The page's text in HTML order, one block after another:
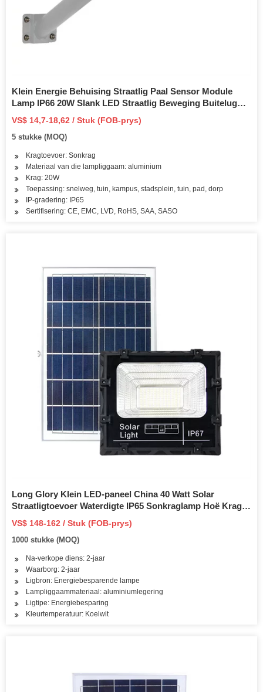
Klein Energie Behuising Straatlig Paal Sensor Module
Lamp IP66 20W Slank LED Straatlig Beweging Buitelug
met Sonpaneel
VS$ 14,7-18,62 / Stuk (FOB-prys)
5 stukke (MOQ)
Kragtoevoer: Sonkrag
Materiaal van die lampliggaam: aluminium
Krag: 20W
Toepassing: snelweg, tuin, kampus, stadsplein, tuin, pad, dorp
IP-gradering: IP65
Sertifisering: CE, EMC, LVD, RoHS, SAA, SASO
Long Glory Klein LED-paneel China 40 Watt Solar
Straatligtoevoer Waterdigte IP65 Sonkraglamp Hoë Krag
150W 200W 250W Buite sonkragligte LED Straatlig
VS$ 148-162 / Stuk (FOB-prys)
1000 stukke (MOQ)
Na-verkope diens: 2-jaar
Waarborg: 2-jaar
Ligbron: Energiebesparende lampe
Lampliggaammateriaal: aluminiumlegering
Ligtipe: Energiebesparing
Kleurtemperatuur: Koelwit